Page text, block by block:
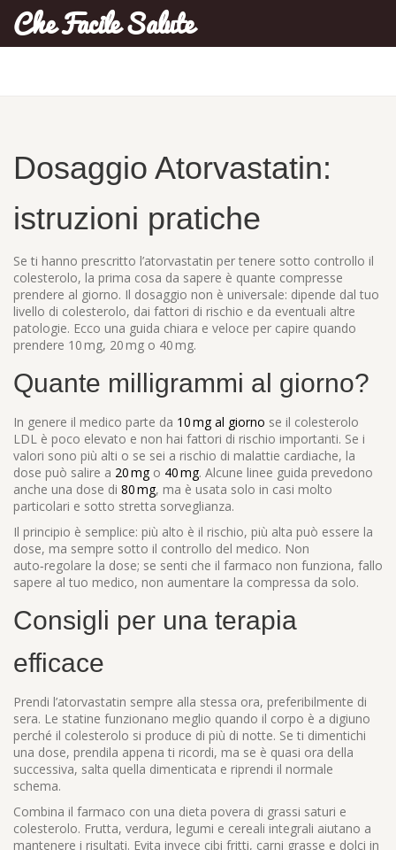
Che Facile Salute
Dosaggio Atorvastatin:
istruzioni pratiche
Se ti hanno prescritto l’atorvastatin per tenere sotto controllo il
colesterolo, la prima cosa da sapere è quante compresse
prendere al giorno. Il dosaggio non è universale: dipende dal tuo
livello di colesterolo, dai fattori di rischio e da eventuali altre
patologie. Ecco una guida chiara e veloce per capire quando
prendere 10 mg, 20 mg o 40 mg.
Quante milligrammi al giorno?
In genere il medico parte da 10 mg al giorno se il colesterolo
LDL è poco elevato e non hai fattori di rischio importanti. Se i
valori sono più alti o se sei a rischio di malattie cardiache, la
dose può salire a 20 mgo 40 mg. Alcune linee guida prevedono
anche una dose di 80 mg, ma è usata solo in casi molto
particolari e sotto stretta sorveglianza.
Il principio è semplice: più alto è il rischio, più alta può essere la
dose, ma sempre sotto il controllo del medico. Non
auto‑regolare la dose; se senti che il farmaco non funziona, fallo
sapere al tuo medico, non aumentare la compressa da solo.
Consigli per una terapia
efficace
Prendi l’atorvastatin sempre alla stessa ora, preferibilmente di
sera. Le statine funzionano meglio quando il corpo è a digiuno
perché il colesterolo si produce di più di notte. Se ti dimentichi
una dose, prendila appena ti ricordi, ma se è quasi ora della
successiva, salta quella dimenticata e riprendi il normale
schema.
Combina il farmaco con una dieta povera di grassi saturi e
colesterolo. Frutta, verdura, legumi e cereali integrali aiutano a
mantenere i risultati. Evita invece cibi fritti, carni grasse e dolci in